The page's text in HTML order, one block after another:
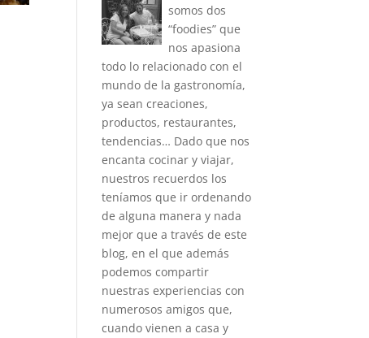
somos dos
“foodies” que
nos apasiona
todo lo relacionado con el
mundo de la gastronomía,
ya sean creaciones,
productos, restaurantes,
tendencias… Dado que nos
encanta cocinar y viajar,
nuestros recuerdos los
teníamos que ir ordenando
de alguna manera y nada
mejor que a través de este
blog, en el que además
podemos compartir
nuestras experiencias con
numerosos amigos que,
cuando vienen a casa y